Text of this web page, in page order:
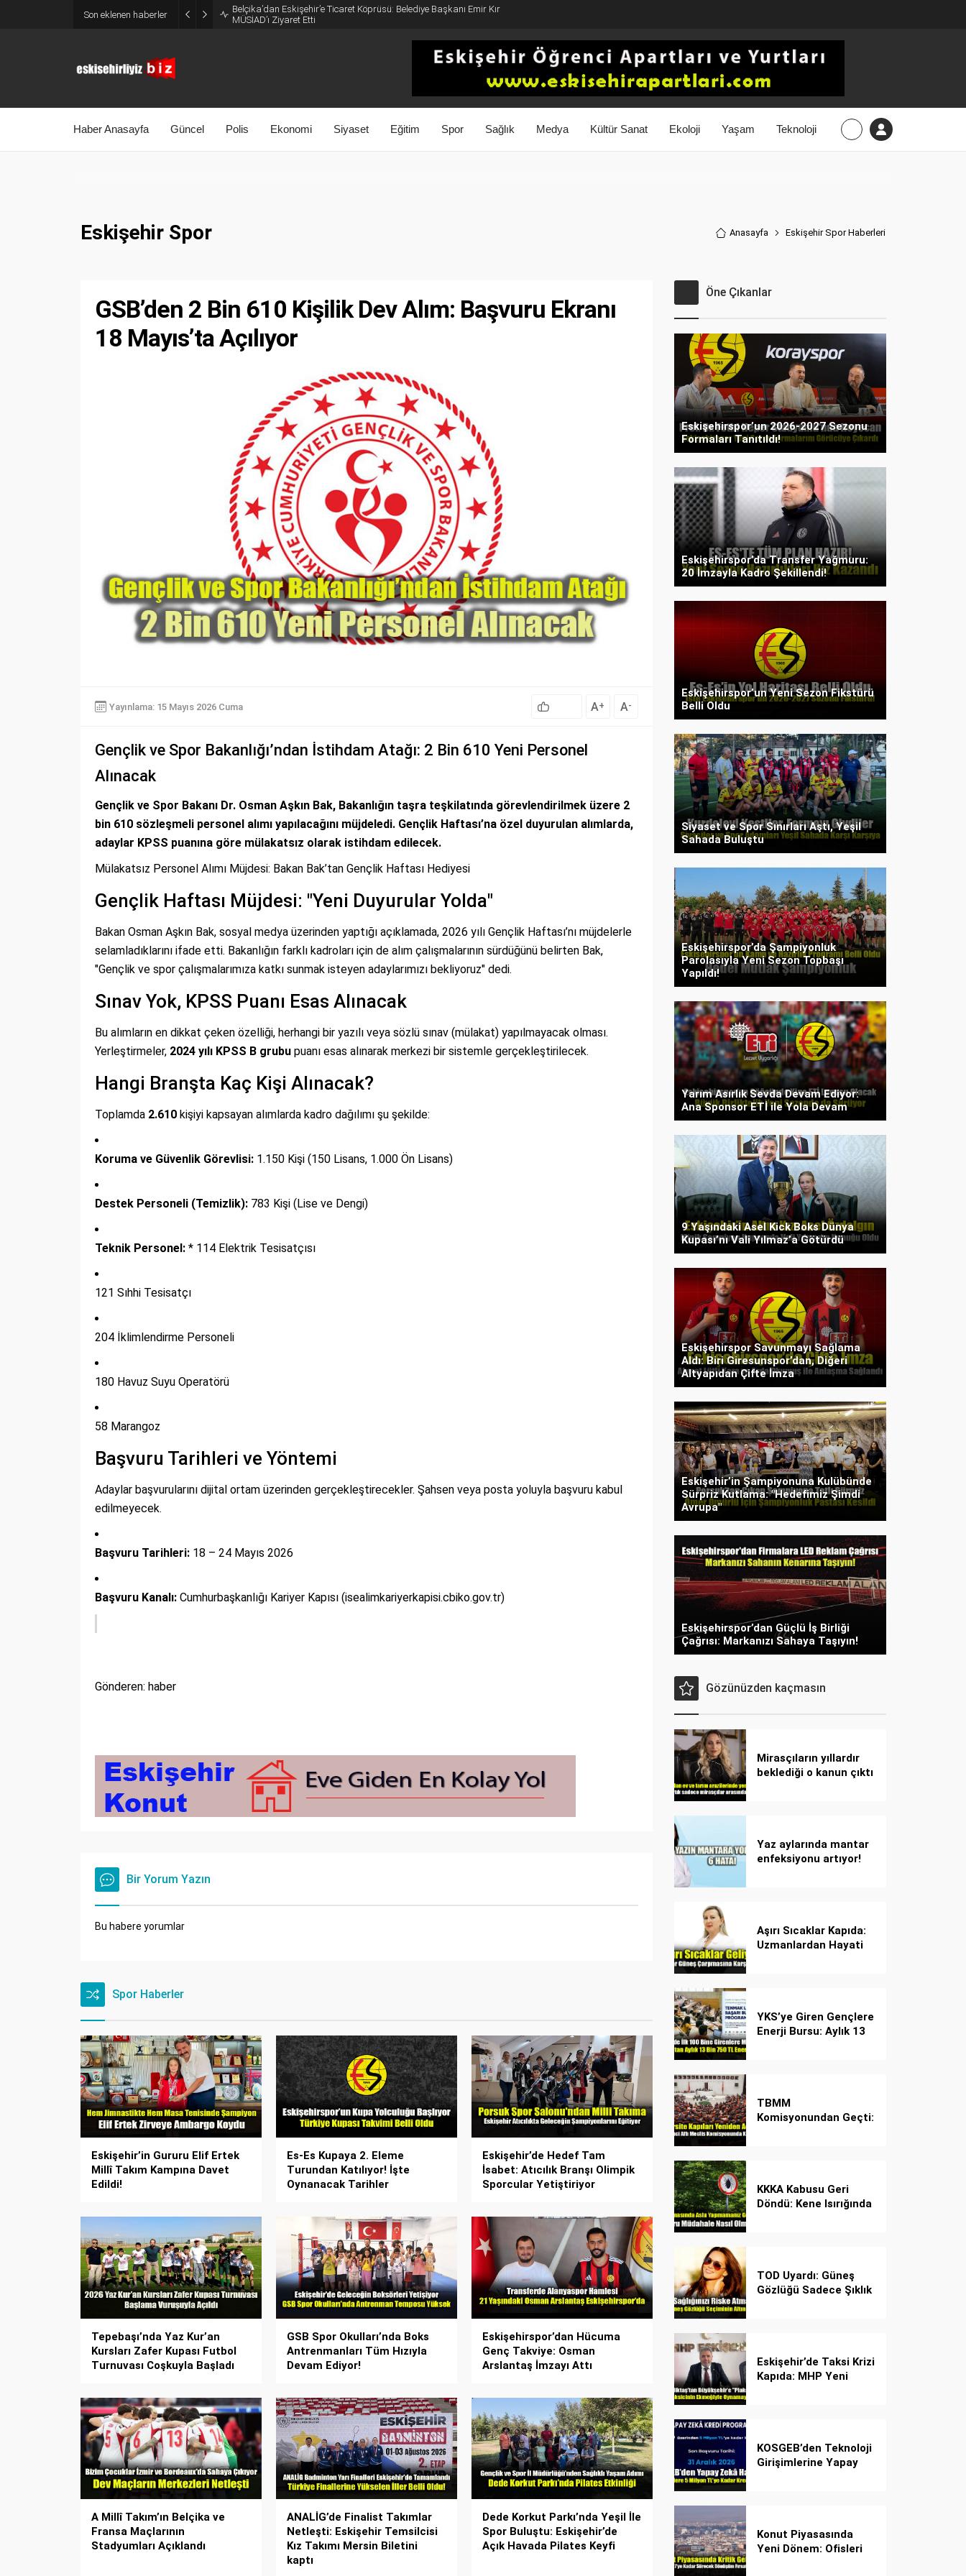
Son eklenen haberler
Belçika’dan Eskişehir’e Ticaret Köprüsü: Belediye Başkanı Emir Kır
MÜSİAD’ı Ziyaret Etti
Haber Anasayfa Güncel Polis Ekonomi Siyaset Eğitim Spor Sağlık Medya Kültür Sanat Ekoloji Yaşam Teknoloji
Eskişehir Spor Anasayfa Eskişehir Spor Haberleri
GSB’den 2 Bin 610 Kişilik Dev Alım: Başvuru Ekranı
18 Mayıs’ta Açılıyor
Yayınlama: 15 Mayıs 2026 Cuma A+ A-
Gençlik ve Spor Bakanlığı’ndan İstihdam Atağı: 2 Bin 610 Yeni Personel
Alınacak
Gençlik ve Spor Bakanı Dr. Osman Aşkın Bak, Bakanlığın taşra teşkilatında görevlendirilmek üzere 2
bin 610 sözleşmeli personel alımı yapılacağını müjdeledi. Gençlik Haftası’na özel duyurulan alımlarda,
adaylar KPSS puanına göre mülakatsız olarak istihdam edilecek.
Mülakatsız Personel Alımı Müjdesi: Bakan Bak’tan Gençlik Haftası Hediyesi
Gençlik Haftası Müjdesi: "Yeni Duyurular Yolda"
Bakan Osman Aşkın Bak, sosyal medya üzerinden yaptığı açıklamada, 2026 yılı Gençlik Haftası’nı müjdelerle
selamladıklarını ifade etti. Bakanlığın farklı kadroları için de alım çalışmalarının sürdüğünü belirten Bak,
"Gençlik ve spor çalışmalarımıza katkı sunmak isteyen adaylarımızı bekliyoruz" dedi.
Sınav Yok, KPSS Puanı Esas Alınacak
Bu alımların en dikkat çeken özelliği, herhangi bir yazılı veya sözlü sınav (mülakat) yapılmayacak olması.
Yerleştirmeler, 2024 yılı KPSS B grubu puanı esas alınarak merkezi bir sistemle gerçekleştirilecek.
Hangi Branşta Kaç Kişi Alınacak?
Toplamda 2.610 kişiyi kapsayan alımlarda kadro dağılımı şu şekilde:
Koruma ve Güvenlik Görevlisi: 1.150 Kişi (150 Lisans, 1.000 Ön Lisans)
Destek Personeli (Temizlik): 783 Kişi (Lise ve Dengi)
Teknik Personel: * 114 Elektrik Tesisatçısı
121 Sıhhi Tesisatçı
204 İklimlendirme Personeli
180 Havuz Suyu Operatörü
58 Marangoz
Başvuru Tarihleri ve Yöntemi
Adaylar başvurularını dijital ortam üzerinden gerçekleştirecekler. Şahsen veya posta yoluyla başvuru kabul
edilmeyecek.
Başvuru Tarihleri: 18 – 24 Mayıs 2026
Başvuru Kanalı: Cumhurbaşkanlığı Kariyer Kapısı (isealimkariyerkapisi.cbiko.gov.tr)
Gönderen: haber
Bir Yorum Yazın
Bu habere yorumlar
Spor Haberler
Eskişehir’in Gururu Elif Ertek
Millî Takım Kampına Davet
Edildi!
Es-Es Kupaya 2. Eleme
Turundan Katılıyor! İşte
Oynanacak Tarihler
Eskişehir’de Hedef Tam
İsabet: Atıcılık Branşı Olimpik
Sporcular Yetiştiriyor
Tepebaşı’nda Yaz Kur’an
Kursları Zafer Kupası Futbol
Turnuvası Coşkuyla Başladı
GSB Spor Okulları’nda Boks
Antrenmanları Tüm Hızıyla
Devam Ediyor!
Eskişehirspor’dan Hücuma
Genç Takviye: Osman
Arslantaş İmzayı Attı
A Millî Takım’ın Belçika ve
Fransa Maçlarının
Stadyumları Açıklandı
ANALİG’de Finalist Takımlar
Netleşti: Eskişehir Temsilcisi
Kız Takımı Mersin Biletini
kaptı
Dede Korkut Parkı’nda Yeşil İle
Spor Buluştu: Eskişehir’de
Açık Havada Pilates Keyfi
Öne Çıkanlar
Eskişehirspor’un 2026-2027 Sezonu
Formaları Tanıtıldı!
Eskişehirspor’da Transfer Yağmuru:
20 İmzayla Kadro Şekillendi!
Eskişehirspor’un Yeni Sezon Fikstürü
Belli Oldu
Siyaset ve Spor Sınırları Aştı, Yeşil
Sahada Buluştu
Eskişehirspor’da Şampiyonluk
Parolasıyla Yeni Sezon Topbaşı
Yapıldı!
Yarım Asırlık Sevda Devam Ediyor:
Ana Sponsor ETİ ile Yola Devam
9 Yaşındaki Asel Kick Boks Dünya
Kupası’nı Vali Yılmaz’a Götürdü
Eskişehirspor Savunmayı Sağlama
Aldı: Biri Giresunspor’dan, Diğeri
Altyapıdan Çifte İmza
Eskişehir’in Şampiyonuna Kulübünde
Sürpriz Kutlama: "Hedefimiz Şimdi
Avrupa"
Eskişehirspor’dan Güçlü İş Birliği
Çağrısı: Markanızı Sahaya Taşıyın!
Gözünüzden kaçmasın
Mirasçıların yıllardır
beklediği o kanun çıktı
Yaz aylarında mantar
enfeksiyonu artıyor!
Aşırı Sıcaklar Kapıda:
Uzmanlardan Hayati
YKS’ye Giren Gençlere
Enerji Bursu: Aylık 13
TBMM
Komisyonundan Geçti:
KKKA Kabusu Geri
Döndü: Kene Isırığında
TOD Uyardı: Güneş
Gözlüğü Sadece Şıklık
Eskişehir’de Taksi Krizi
Kapıda: MHP Yeni
KOSGEB’den Teknoloji
Girişimlerine Yapay
Konut Piyasasında
Yeni Dönem: Ofisleri